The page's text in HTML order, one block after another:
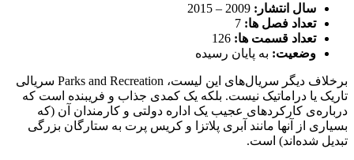
سال انتشار:
تعداد فصل ها:
تعداد قسمت ها:
وضعیت: به پایان رسیده
برخلاف دیگر سریال‌های این لیست، Parks and Recreation سریالی
تاریک یا دراماتیک نیست. بلکه یک کمدی جذاب و فریبنده است که
درباره‌ی کارکردهای عجیب یک اداره دولتی و کارمندان آن (که
بسیاری از آنها مانند آبری پلاتزا و کریس پرت به ستارگان بزرگی
تبدیل شده‌اند) است.